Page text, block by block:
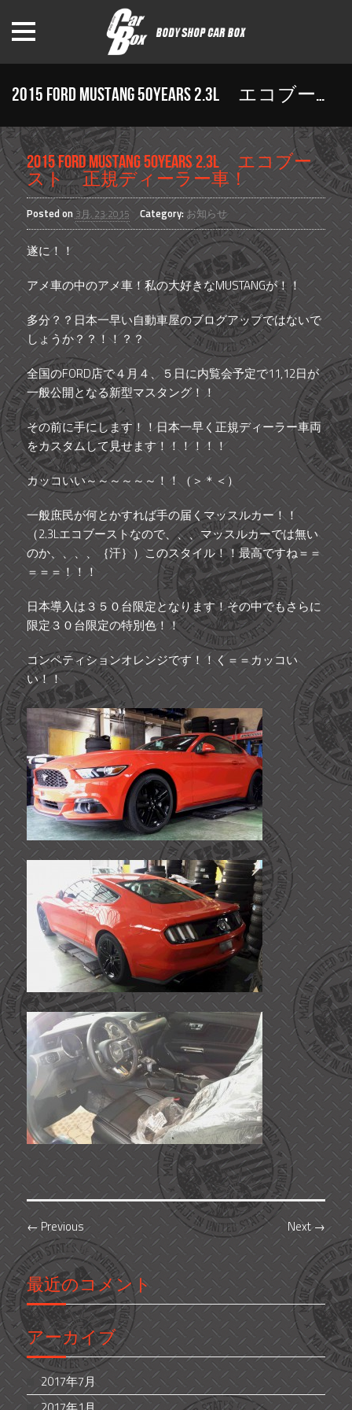
カーボックスについて
スタッフ紹介
お問い合わせ
2015 FORD MUSTANG 50YEARS 2.3L エコブースト 正規ディーラー車！
HOME › 2015 FORD MUSTANG 50YEARS 2.3L エコブースト 正規ディ
2015 FORD MUSTANG 50YEARS 2.3L エコブー
スト 正規ディーラー車！
Posted on 3月, 23 2015 Category: お知らせ
遂に！！
アメ車の中のアメ車！私の大好きなMUSTANGが！！
多分？？日本一早い自動車屋のブログアップではないで
しょうか？？！！？？
全国のFORD店で４月４、５日に内覧会予定で11,12日が
一般公開となる新型マスタング！！
その前に手にします！！日本一早く正規ディーラー車両
をカスタムして見せます！！！！！！
カッコいい～～～～～～！！（＞＊＜）
一般庶民が何とかすれば手の届くマッスルカー！！
（2.3Lエコブーストなので、、、マッスルカーでは無い
のか、、、、｛汗｝）このスタイル！！最高ですね＝＝
＝＝＝！！！
日本導入は３５０台限定となります！その中でもさらに
限定３０台限定の特別色！！
コンペティションオレンジです！！く＝＝カッコい
い！！
←Previous Next→
最近のコメント
アーカイブ
2017年7月